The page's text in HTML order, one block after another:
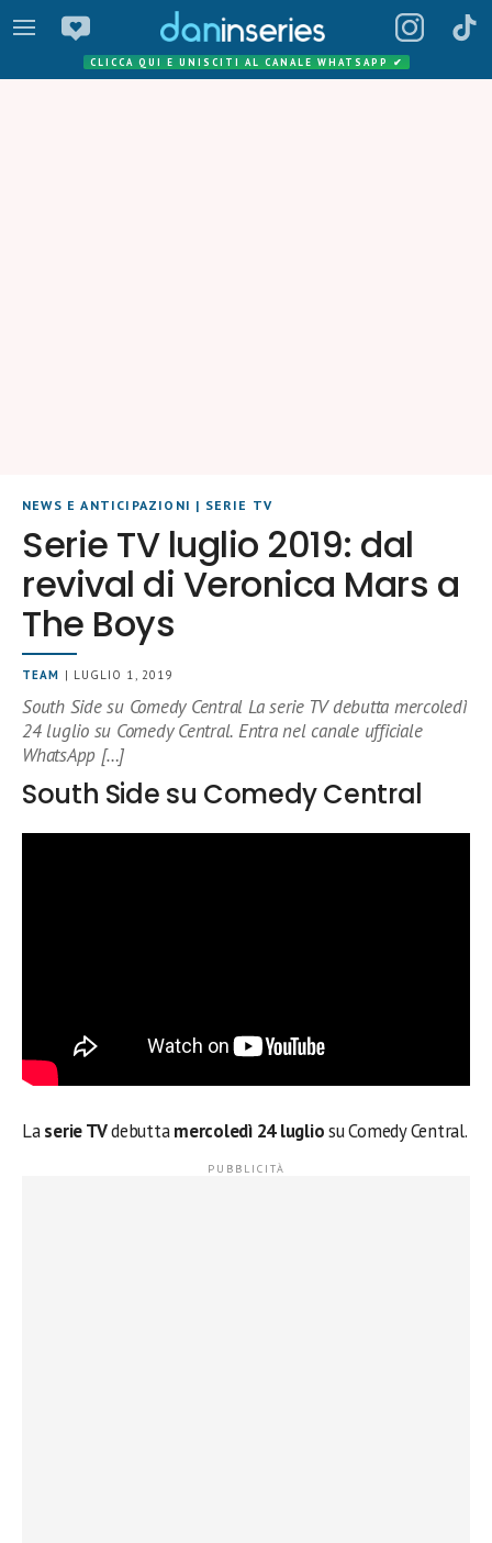
CLICCA QUI E UNISCITI AL CANALE WHATSAPP ✔
NEWS E ANTICIPAZIONI | SERIE TV
Serie TV luglio 2019: dal
revival di Veronica Mars a
The Boys
TEAM | LUGLIO 1, 2019
South Side su Comedy Central La serie TV debutta mercoledì
24 luglio su Comedy Central. Entra nel canale ufficiale
WhatsApp […]
South Side su Comedy Central
Laserie TVdebuttamercoledì 24 lugliosu Comedy Central.